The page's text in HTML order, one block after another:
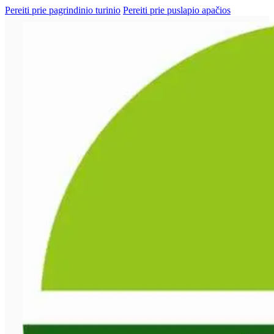
Pereiti prie pagrindinio turinio Pereiti prie puslapio apačios